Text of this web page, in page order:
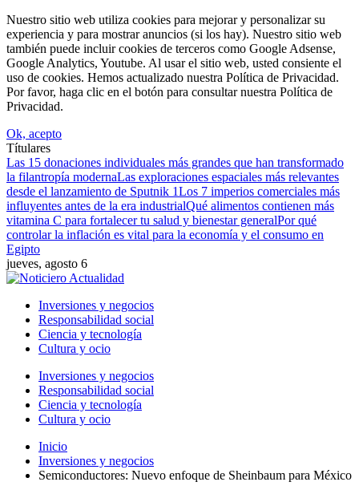
Nuestro sitio web utiliza cookies para mejorar y personalizar su
experiencia y para mostrar anuncios (si los hay). Nuestro sitio web
también puede incluir cookies de terceros como Google Adsense,
Google Analytics, Youtube. Al usar el sitio web, usted consiente el
uso de cookies. Hemos actualizado nuestra Política de Privacidad.
Por favor, haga clic en el botón para consultar nuestra Política de
Privacidad.
Ok, acepto
Títulares
Las 15 donaciones individuales más grandes que han transformado
la filantropía modernaLas exploraciones espaciales más relevantes
desde el lanzamiento de Sputnik 1Los 7 imperios comerciales más
influyentes antes de la era industrialQué alimentos contienen más
vitamina C para fortalecer tu salud y bienestar generalPor qué
controlar la inflación es vital para la economía y el consumo en
Egipto
jueves, agosto 6
Inversiones y negocios
Responsabilidad social
Ciencia y tecnología
Cultura y ocio
Inversiones y negocios
Responsabilidad social
Ciencia y tecnología
Cultura y ocio
Inicio
Inversiones y negocios
Semiconductores: Nuevo enfoque de Sheinbaum para México